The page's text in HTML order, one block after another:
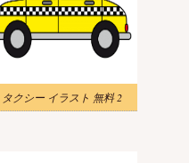
タクシー イラスト 無料 2